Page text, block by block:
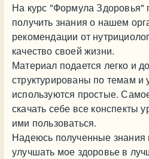
На курс "Формула
получить знания о нашем
рекомендации от
качество своей жизни.
Материал подается легко и
структурированы по темам
используются простые.
скачать себе все конспекты
ими пользоваться.
Надеюсь полученные
улучшать мое здоровье в